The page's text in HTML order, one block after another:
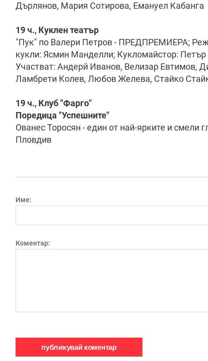
Дърлянов, Мария Сотирова, Емануел Кабанга
19 ч., Куклен театър
"Пук" по Валери Петров - ПРЕДПРЕМИЕРА;
кукли: Ясмин Манделли; Кукломайстор:
Участват: Андерй Иванов, Велизар Евтимов,
Ламбрети Колев, Любов Желева, Стайко
19 ч., Клуб "Фарго"
Поредица "Успешните"
Ованес Торосян - един от най-ярките и смели
Пловдив
Име:
Коментар: